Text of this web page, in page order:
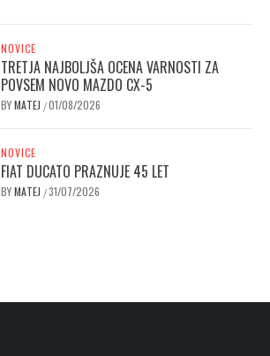
NOVICE
TRETJA NAJBOLJŠA OCENA VARNOSTI ZA
POVSEM NOVO MAZDO CX-5
BYMATEJ /01/08/2026
NOVICE
FIAT DUCATO PRAZNUJE 45 LET
BYMATEJ /31/07/2026